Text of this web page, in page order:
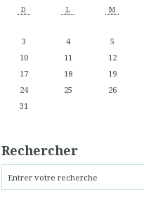
D L M
3
4 5
10
11 12
17
18 19
24
25 26
31
Rechercher